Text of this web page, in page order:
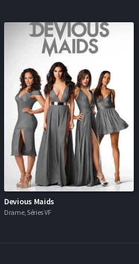
Devious Maids
Drame, Séries VF